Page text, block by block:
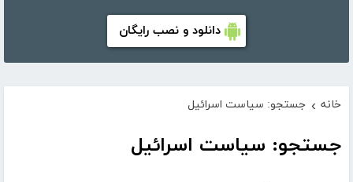
دانلود و نصب رایگان
خانه › جستجو: سیاست اسرائیل
جستجو: سیاست اسرائیل